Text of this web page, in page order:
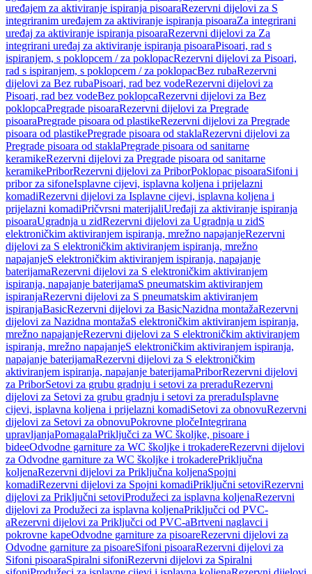
uređajem za aktiviranje ispiranja pisoaraRezervni dijelovi za S
integriranim uređajem za aktiviranje ispiranja pisoaraZa integrirani
uređaj za aktiviranje ispiranja pisoaraRezervni dijelovi za Za
integrirani uređaj za aktiviranje ispiranja pisoaraPisoari, rad s
ispiranjem, s poklopcem / za poklopacRezervni dijelovi za Pisoari,
rad s ispiranjem, s poklopcem / za poklopacBez rubaRezervni
dijelovi za Bez rubaPisoari, rad bez vodeRezervni dijelovi za
Pisoari, rad bez vodeBez poklopcaRezervni dijelovi za Bez
poklopcaPregrade pisoaraRezervni dijelovi za Pregrade
pisoaraPregrade pisoara od plastikeRezervni dijelovi za Pregrade
pisoara od plastikePregrade pisoara od staklaRezervni dijelovi za
Pregrade pisoara od staklaPregrade pisoara od sanitarne
keramikeRezervni dijelovi za Pregrade pisoara od sanitarne
keramikePriborRezervni dijelovi za PriborPoklopac pisoaraSifoni i
pribor za sifoneIsplavne cijevi, isplavna koljena i prijelazni
komadiRezervni dijelovi za Isplavne cijevi, isplavna koljena i
prijelazni komadiPričvrsni materijaliUređaji za aktiviranje ispiranja
pisoaraUgradnja u zidRezervni dijelovi za Ugradnja u zidS
elektroničkim aktiviranjem ispiranja, mrežno napajanjeRezervni
dijelovi za S elektroničkim aktiviranjem ispiranja, mrežno
napajanjeS elektroničkim aktiviranjem ispiranja, napajanje
baterijamaRezervni dijelovi za S elektroničkim aktiviranjem
ispiranja, napajanje baterijamaS pneumatskim aktiviranjem
ispiranjaRezervni dijelovi za S pneumatskim aktiviranjem
ispiranjaBasicRezervni dijelovi za BasicNazidna montažaRezervni
dijelovi za Nazidna montažaS elektroničkim aktiviranjem ispiranja,
mrežno napajanjeRezervni dijelovi za S elektroničkim aktiviranjem
ispiranja, mrežno napajanjeS elektroničkim aktiviranjem ispiranja,
napajanje baterijamaRezervni dijelovi za S elektroničkim
aktiviranjem ispiranja, napajanje baterijamaPriborRezervni dijelovi
za PriborSetovi za grubu gradnju i setovi za preraduRezervni
dijelovi za Setovi za grubu gradnju i setovi za preraduIsplavne
cijevi, isplavna koljena i prijelazni komadiSetovi za obnovuRezervni
dijelovi za Setovi za obnovuPokrovne pločeIntegrirana
upravljanjaPomagalaPriključci za WC školjke, pisoare i
bideeOdvodne garniture za WC školjke i trokadereRezervni dijelovi
za Odvodne garniture za WC školjke i trokaderePriključna
koljenaRezervni dijelovi za Priključna koljenaSpojni
komadiRezervni dijelovi za Spojni komadiPriključni setoviRezervni
dijelovi za Priključni setoviProdužeci za isplavna koljenaRezervni
dijelovi za Produžeci za isplavna koljenaPriključci od PVC-
aRezervni dijelovi za Priključci od PVC-aBrtveni naglavci i
pokrovne kapeOdvodne garniture za pisoareRezervni dijelovi za
Odvodne garniture za pisoareSifoni pisoaraRezervni dijelovi za
Sifoni pisoaraSpiralni sifoniRezervni dijelovi za Spiralni